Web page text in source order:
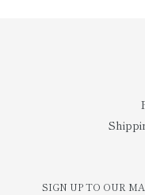
SIGN UP TO OUR